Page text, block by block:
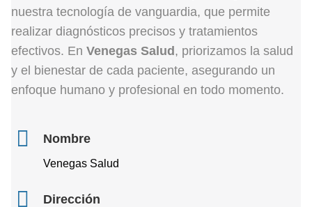
nuestra tecnología de vanguardia, que permite
realizar diagnósticos precisos y tratamientos
efectivos. En Venegas Salud , priorizamos la salud
y el bienestar de cada paciente, asegurando un
enfoque humano y profesional en todo momento.
Nombre
Venegas Salud
Dirección